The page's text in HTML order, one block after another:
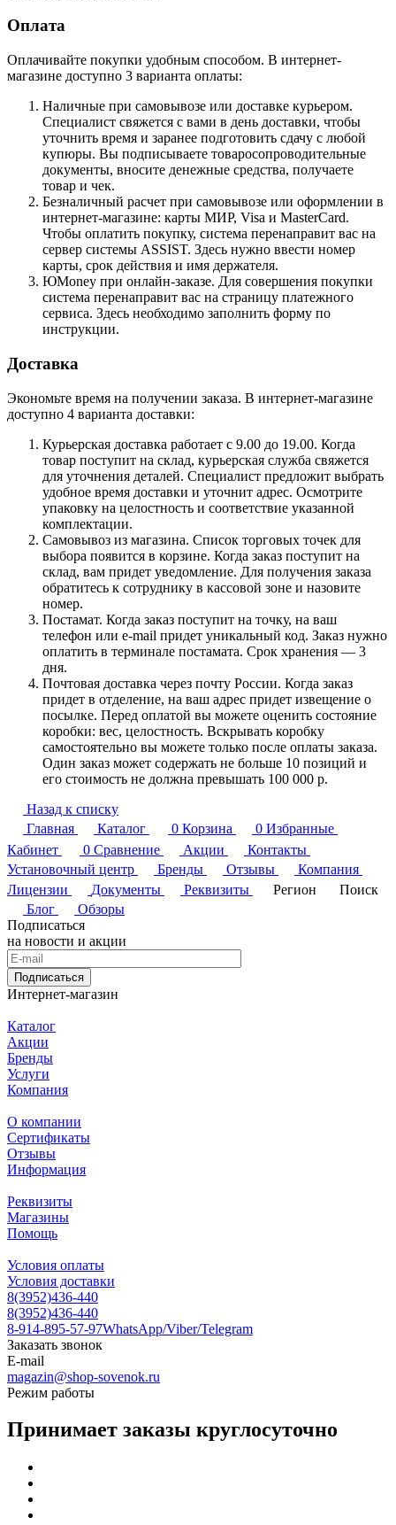
Оплата
Оплачивайте покупки удобным способом. В интернет-
магазине доступно 3 варианта оплаты:
Наличные при самовывозе или доставке курьером.
Специалист свяжется с вами в день доставки, чтобы
уточнить время и заранее подготовить сдачу с любой
купюры. Вы подписываете товаросопроводительные
документы, вносите денежные средства, получаете
товар и чек.
Безналичный расчет при самовывозе или оформлении в
интернет-магазине: карты МИР, Visa и MasterCard.
Чтобы оплатить покупку, система перенаправит вас на
сервер системы ASSIST. Здесь нужно ввести номер
карты, срок действия и имя держателя.
ЮMoney при онлайн-заказе. Для совершения покупки
система перенаправит вас на страницу платежного
сервиса. Здесь необходимо заполнить форму по
инструкции.
Доставка
Экономьте время на получении заказа. В интернет-магазине
доступно 4 варианта доставки:
Курьерская доставка работает с 9.00 до 19.00. Когда
товар поступит на склад, курьерская служба свяжется
для уточнения деталей. Специалист предложит выбрать
удобное время доставки и уточнит адрес. Осмотрите
упаковку на целостность и соответствие указанной
комплектации.
Самовывоз из магазина. Список торговых точек для
выбора появится в корзине. Когда заказ поступит на
склад, вам придет уведомление. Для получения заказа
обратитесь к сотруднику в кассовой зоне и назовите
номер.
Постамат. Когда заказ поступит на точку, на ваш
телефон или e-mail придет уникальный код. Заказ нужно
оплатить в терминале постамата. Срок хранения — 3
дня.
Почтовая доставка через почту России. Когда заказ
придет в отделение, на ваш адрес придет извещение о
посылке. Перед оплатой вы можете оценить состояние
коробки: вес, целостность. Вскрывать коробку
самостоятельно вы можете только после оплаты заказа.
Один заказ может содержать не больше 10 позиций и
его стоимость не должна превышать 100 000 р.
Назад к списку
Главная
Каталог 0 Корзина 0 Избранные
Кабинет
0 Сравнение Акции
Контакты
Установочный центр
Бренды Отзывы
Компания
Лицензии
Документы Реквизиты Регион
Поиск
Блог
Обзоры
Подписаться
на новости и акции
Подписаться
Интернет-магазин
Каталог
Акции
Бренды
Услуги
Компания
О компании
Сертификаты
Отзывы
Информация
Реквизиты
Магазины
Помощь
Условия оплаты
Условия доставки
8(3952)436-440
8(3952)436-440
8-914-895-57-97WhatsApp/Viber/Telegram
Заказать звонок
E-mail
magazin@shop-sovenok.ru
Режим работы
Принимает заказы круглосуточно